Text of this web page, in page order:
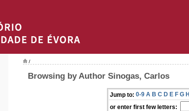
/
Browsing by Author Sinogas, Carlos
Jump to: 0-9 A B C D E F G H
or enter first few letters: